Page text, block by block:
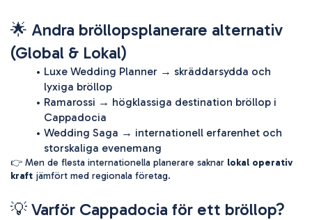
🌟 Andra bröllopsplanerare alternativ
(Global & Lokal)
Luxe Wedding Planner → skräddarsydda och
lyxiga bröllop
Ramarossi → högklassiga destination bröllop i
Cappadocia
Wedding Saga → internationell erfarenhet och
storskaliga evenemang
👉 Men de flesta internationella planerare saknar lokal operativ
kraft jämfört med regionala företag.
💡 Varför Cappadocia för ett bröllop?